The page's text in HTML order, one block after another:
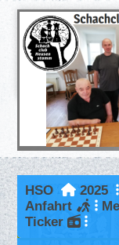
HSO 2025
Anfahrt
Ticker